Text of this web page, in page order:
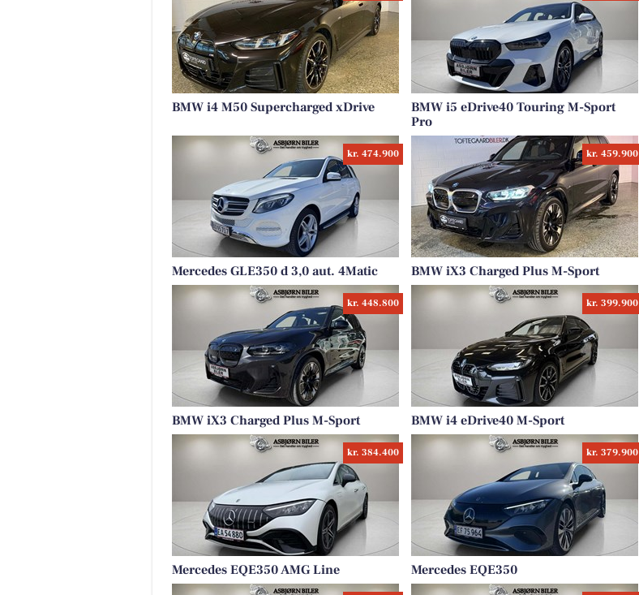
BMW i4 M50 Supercharged xDrive
BMW i5 eDrive40 Touring M-Sport
Pro
kr. 474.900
Mercedes GLE350 d 3,0 aut. 4Matic
kr. 459.900
BMW iX3 Charged Plus M-Sport
kr. 448.800
BMW iX3 Charged Plus M-Sport
kr. 399.900
BMW i4 eDrive40 M-Sport
kr. 384.400
Mercedes EQE350 AMG Line
kr. 379.900
Mercedes EQE350